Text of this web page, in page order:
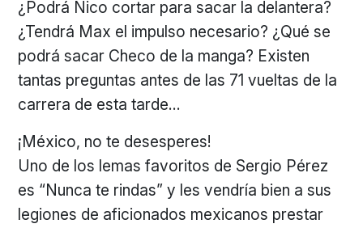
¿Podrá Nico cortar para sacar la delantera?
¿Tendrá Max el impulso necesario? ¿Qué se
podrá sacar Checo de la manga? Existen
tantas preguntas antes de las 71 vueltas de la
carrera de esta tarde…
¡México, no te desesperes!
Uno de los lemas favoritos de Sergio Pérez
es “Nunca te rindas” y les vendría bien a sus
legiones de aficionados mexicanos prestar